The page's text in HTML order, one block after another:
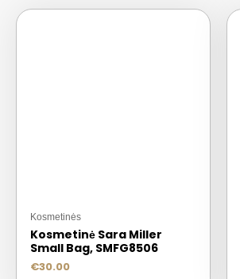
Kosmetinės
Kosmetinė Sara Miller
Small Bag, SMFG8506
€30.00